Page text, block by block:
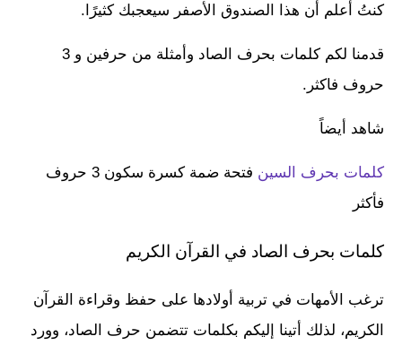
كنتُ أعلم أن هذا الصندوق الأصفر سيعجبك كثيرًا.
قدمنا لكم كلمات بحرف الصاد وأمثلة من حرفين و 3
حروف فاكثر.
شاهد أيضاً
كلمات بحرف السين
فتحة ضمة كسرة سكون 3 حروف
فأكثر
كلمات بحرف الصاد في القرآن الكريم
ترغب الأمهات في تربية أولادها على حفظ وقراءة القرآن
الكريم، لذلك أتينا إليكم بكلمات تتضمن حرف الصاد، وورد